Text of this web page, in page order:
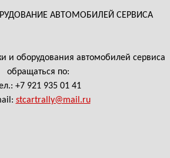
и оборудования автомобилей сервиса
обращаться по:
+7 921 935 01 41
stcartrally@mail.ru